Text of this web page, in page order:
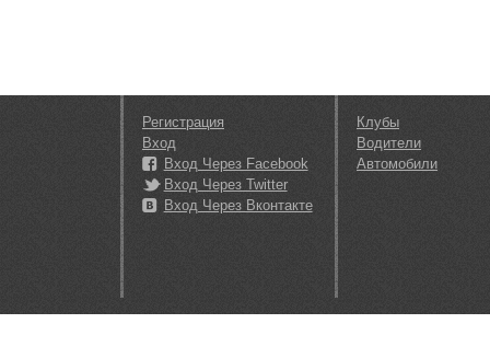
Регистрация
Вход
Вход Через Facebook
Вход Через Twitter
Вход Через Вконтакте
Клубы
Водители
Автомобили